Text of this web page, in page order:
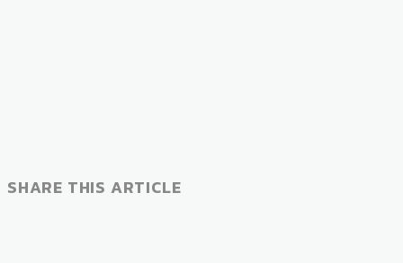
SHARE THIS ARTICLE